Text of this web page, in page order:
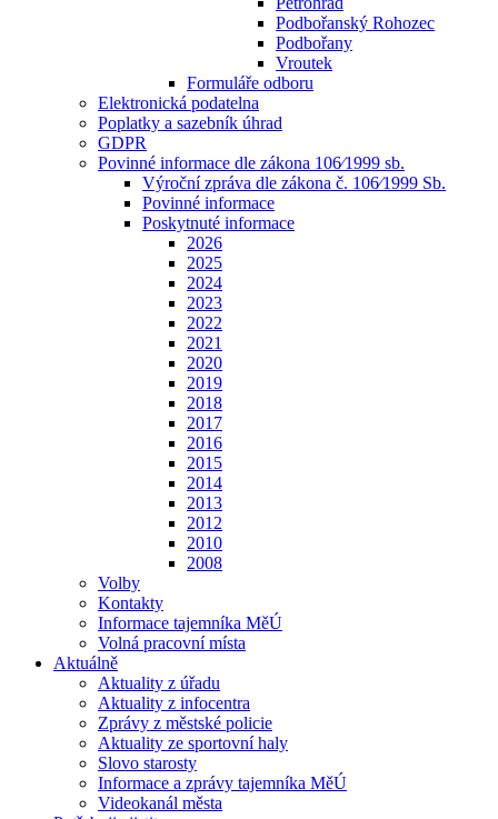
Podbořanský Rohozec
Podbořany
Vroutek
Formuláře odboru
Elektronická podatelna
Poplatky a sazebník úhrad
GDPR
Povinné informace dle zákona 106⁄1999 sb.
Výroční zpráva dle zákona č. 106⁄1999 Sb.
Povinné informace
Poskytnuté informace
2026
2025
2024
2023
2022
2021
2020
2019
2018
2017
2016
2015
2014
2013
2012
2010
2008
Volby
Kontakty
Informace tajemníka MěÚ
Volná pracovní místa
Aktuálně
Aktuality z úřadu
Aktuality z infocentra
Zprávy z městské policie
Aktuality ze sportovní haly
Slovo starosty
Informace a zprávy tajemníka MěÚ
Videokanál města